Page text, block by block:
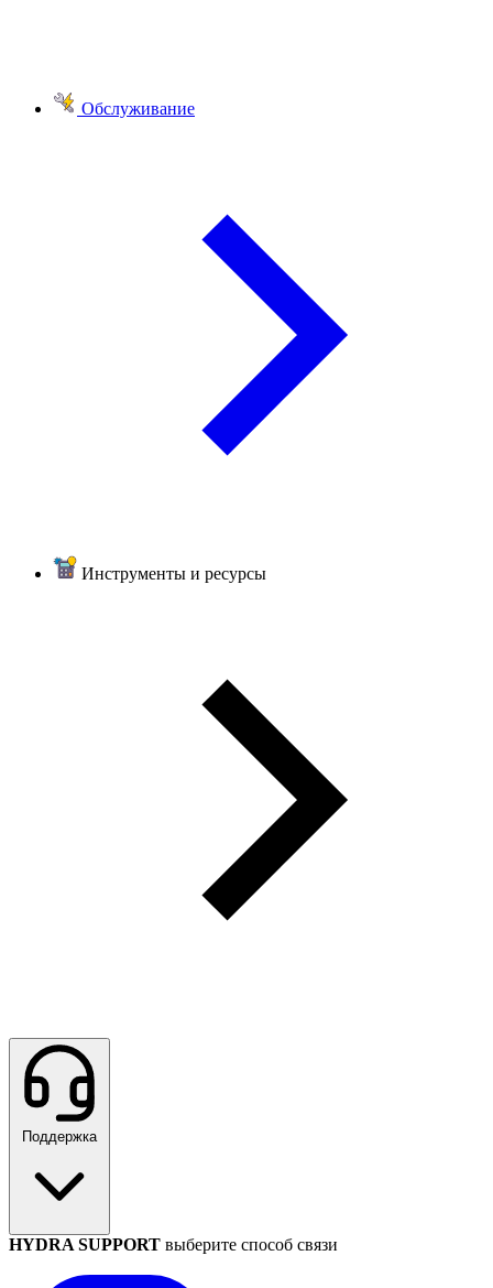
Обслуживание
Инструменты и ресурсы
Поддержка
HYDRA SUPPORT выберите способ связи